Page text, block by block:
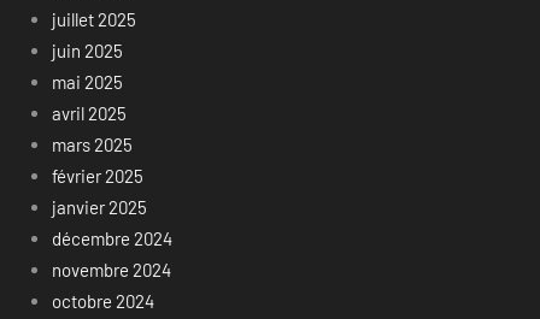
juillet 2025
juin 2025
mai 2025
avril 2025
mars 2025
février 2025
janvier 2025
décembre 2024
novembre 2024
octobre 2024